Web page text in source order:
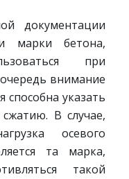
документации
марки бетона,
при
внимание
указать
В случае,
осевого
та марка,
такой